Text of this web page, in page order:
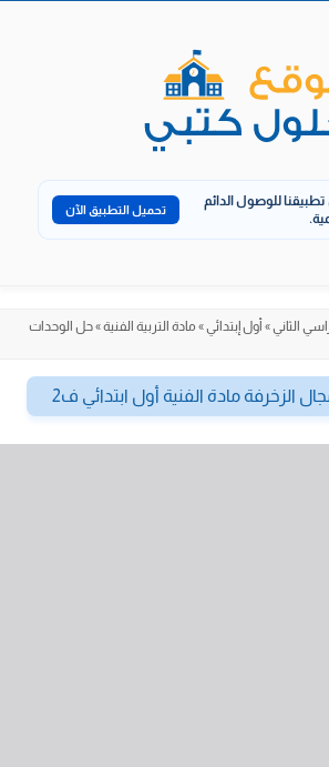
للوصول الدائم
تحميل التطبيق الآن
الثاني» أول إبتدائي» مادة التربية الفنية»حل الوحدات
الزخرفة مادة الفنية أول ابتدائي ف2